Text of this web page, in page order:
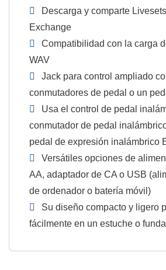
Descarga y comparte
Exchange
Compatibilidad con la carga
WAV
Jack para control ampliado
conmutadores de pedal o un
Usa el control de pedal
conmutador de pedal
pedal de expresión inalámbrico
Versátiles opciones de
AA, adaptador de CA o USB
de ordenador o batería móvil)
Su diseño compacto y ligero
fácilmente en un estuche o